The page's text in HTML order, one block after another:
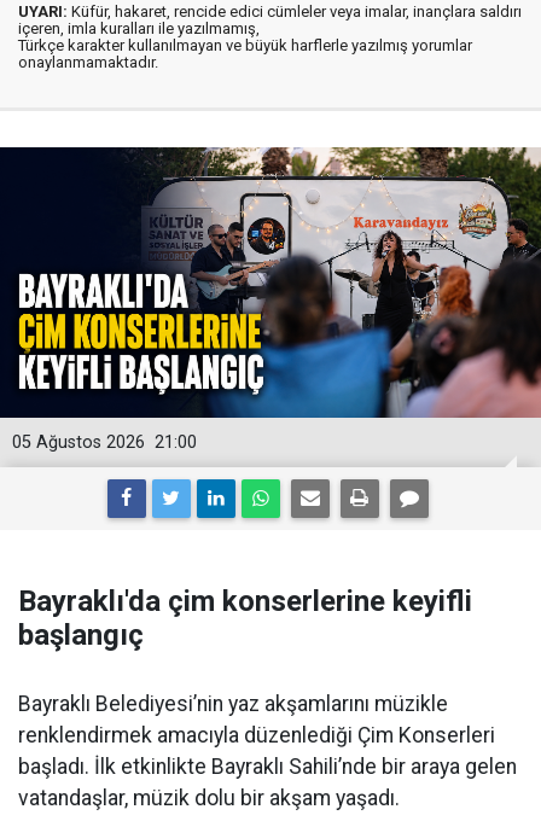
UYARI: Küfür, hakaret, rencide edici cümleler veya imalar, inançlara saldırı
içeren, imla kuralları ile yazılmamış,
Türkçe karakter kullanılmayan ve büyük harflerle yazılmış yorumlar
onaylanmamaktadır.
21:00
05 Ağustos 2026
Bayraklı'da çim konserlerine keyifli
başlangıç
Bayraklı Belediyesi’nin yaz akşamlarını müzikle
renklendirmek amacıyla düzenlediği Çim Konserleri
başladı. İlk etkinlikte Bayraklı Sahili’nde bir araya gelen
vatandaşlar, müzik dolu bir akşam yaşadı.